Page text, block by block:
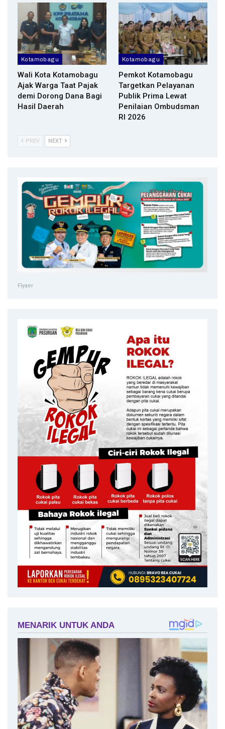
Kotamobagu
Wali Kota Kotamobagu
Ajak Warga Taat Pajak
demi Dorong Dana Bagi
Hasil Daerah
Kotamobagu
Pemkot Kotamobagu
Targetkan Pelayanan
Publik Prima Lewat
Penilaian Ombudsman
RI 2026
PREV NEXT
Flyaer